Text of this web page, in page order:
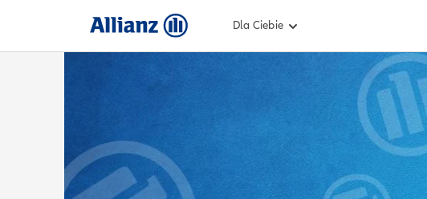
Dla Ciebie